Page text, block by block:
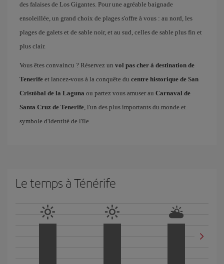
des falaises de Los Gigantes. Pour une agréable baignade
ensoleillée, un grand choix de plages s'offre à vous : au nord, les
plages de galets et de sable noir, et au sud, celles de sable plus fin et
plus clair.
Vous êtes convaincu ? Réservez un vol pas cher à destination de
Tenerife et lancez-vous à la conquête du centre historique de San
Cristóbal de la Laguna ou partez vous amuser au Carnaval de
Santa Cruz de Tenerife, l'un des plus importants du monde et
symbole d'identité de l'île.
Le temps à Ténérife